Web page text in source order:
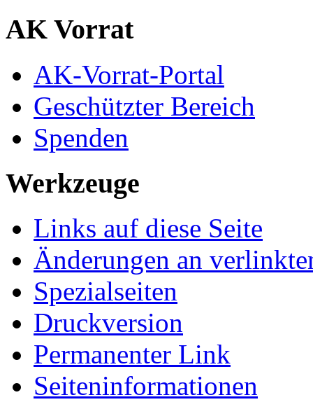
AK Vorrat
AK-Vorrat-Portal
Geschützter Bereich
Spenden
Werkzeuge
Links auf diese Seite
Änderungen an
Spezialseiten
Druckversion
Permanenter Link
Seiten­­informationen